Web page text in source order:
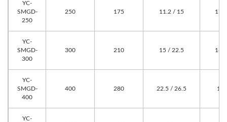
YC-
SMGD-
250
250 175 11.2 / 15 172
YC-
SMGD-
300
300 210 15 / 22.5 160
YC-
SMGD-
400
400 280 22.5 / 26.5
YC-